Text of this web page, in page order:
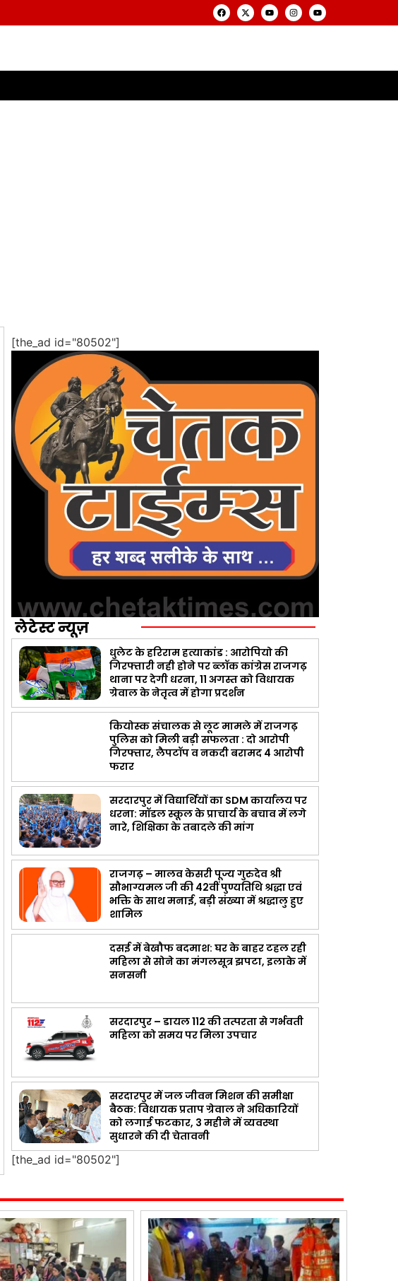
[the_ad id="80502"]
लेटेस्ट न्यूज़
धुलेट के हरिराम हत्याकांड : आरोपियो की
गिरफ्तारी नही होने पर ब्लॉक कांग्रेस राजगढ़
थाना पर देगी धरना, 11 अगस्त को विधायक
ग्रेवाल के नेतृत्व में होगा प्रदर्शन
कियोस्क संचालक से लूट मामले में राजगढ़
पुलिस को मिली बड़ी सफलता : दो आरोपी
गिरफ्तार, लैपटॉप व नकदी बरामद 4 आरोपी
फरार
सरदारपुर में विद्यार्थियों का SDM कार्यालय पर
धरना: मॉडल स्कूल के प्राचार्य के बचाव में लगे
नारे, शिक्षिका के तबादले की मांग
राजगढ़ – मालव केसरी पूज्य गुरुदेव श्री
सौभाग्यमल जी की 42वीं पुण्यतिथि श्रद्धा एवं
भक्ति के साथ मनाई, बड़ी संख्या में श्रद्धालु हुए
शामिल
दसई में बेखौफ बदमाश: घर के बाहर टहल रही
महिला से सोने का मंगलसूत्र झपटा, इलाके में
सनसनी
सरदारपुर – डायल 112 की तत्परता से गर्भवती
महिला को समय पर मिला उपचार
सरदारपुर में जल जीवन मिशन की समीक्षा
बैठक: विधायक प्रताप ग्रेवाल ने अधिकारियों
को लगाई फटकार, 3 महीने में व्यवस्था
सुधारने की दी चेतावनी
[the_ad id="80502"]